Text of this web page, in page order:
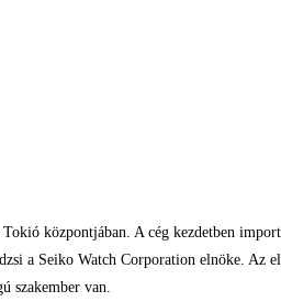
központjában. A cég kezdetben
a Seiko Watch Corporation elnöke. Az
szakember van.